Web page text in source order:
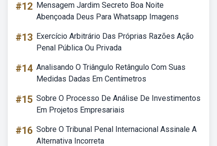
#12 Mensagem Jardim Secreto Boa Noite
Abençoada Deus Para Whatsapp Imagens
#13 Exercício Arbitrário Das Próprias Razões Ação
Penal Pública Ou Privada
#14 Analisando O Triângulo Retângulo Com Suas
Medidas Dadas Em Centímetros
#15 Sobre O Processo De Análise De Investimentos
Em Projetos Empresariais
#16 Sobre O Tribunal Penal Internacional Assinale A
Alternativa Incorreta